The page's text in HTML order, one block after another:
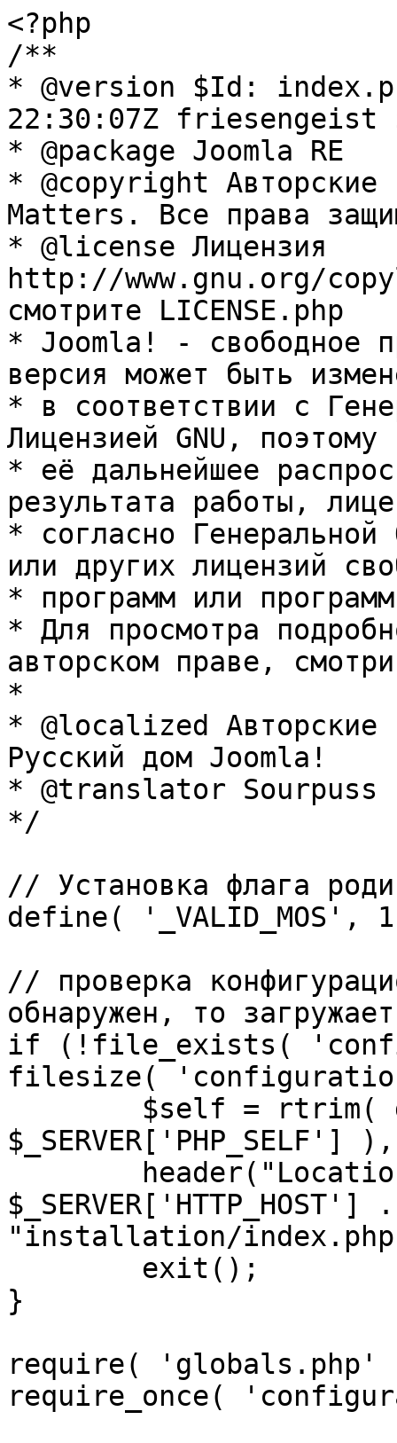
<?php
/**
* @version $Id:
22:30:07Z friesengeist
* @package Joomla RE
* @copyright Авторские
Matters. Все права
* @license Лицензия
http://www.gnu.org/
смотрите LICENSE.php
* Joomla! - свободное
версия может быть
* в соответствии с
Лицензией GNU, поэтому
* её дальнейшее
результата работы,
* согласно Генеральной
или других лицензий
* программ или
* Для просмотра
авторском праве,
*
* @localized Авторские
Русский дом Joomla!
* @translator Sourpuss
*/
// Установка флага
define( '_VALID_MOS',
// проверка
обнаружен, то
if (!file_exists(
filesize(
"installation/
}
require(
require_once(